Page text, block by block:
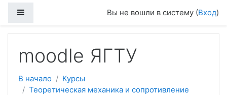
Вы не вошли в систему (Вход)
moodle ЯГТУ
В начало
Курсы
Теоретическая механика и сопротивление